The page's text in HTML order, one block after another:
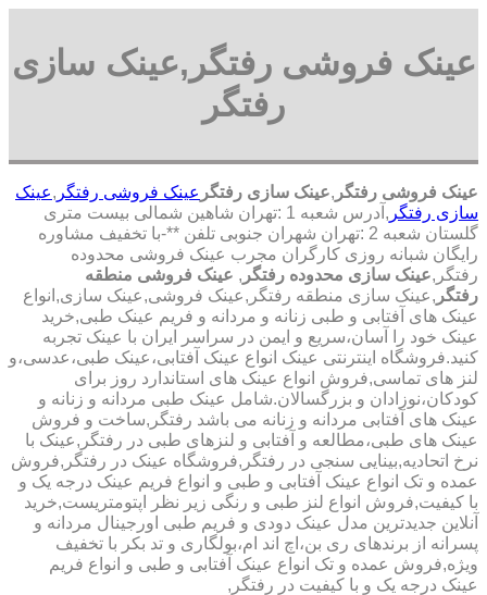
عینک فروشی رفتگر,عینک سازی
رفتگر
عینک فروشی رفتگر ,عینک سازی رفتگر عینک فروشی رفتگر ,عینک
سازی رفتگر
,آدرس شعبه 1 :تهران شاهین شمالی بیست متری
گلستان شعبه 2 :تهران شهران جنوبی تلفن **-با تخفیف مشاوره
رایگان شبانه روزی کارگران مجرب عینک فروشی محدوده
رفتگر,عینک سازی محدوده رفتگر , عینک فروشی منطقه
رفتگر ,عینک سازی منطقه رفتگر,عینک فروشی,عینک سازی,انواع
عینک های آفتابی و طبی زنانه و مردانه و فریم عینک طبی,خرید
عینک خود را آسان،سریع و ایمن در سراسر ایران با عینک تجربه
کنید.فروشگاه اینترنتی عینک انواع عینک آفتابی،عینک طبی،عدسی،و
لنز های تماسی,فروش انواع عینک های استاندارد روز برای
کودکان،نوزادان و بزرگسالان.شامل عینک طبی مردانه و زنانه و
عینک های آفتابی مردانه و زنانه می باشد رفتگر,ساخت و فروش
عینک های طبی،مطالعه و آفتابی و لنزهای طبی در رفتگر,عینک با
نرخ اتحادیه,بینایی سنجی در رفتگر,فروشگاه عینک در رفتگر,فروش
عمده و تک انواع عینک آفتابی و طبی و انواع فریم عینک درجه یک و
با کیفیت,فروش انواع لنز طبی و رنگی زیر نظر اپتومتریست,خرید
آنلاین جدیدترین مدل عینک دودی و فریم طبی اورجینال مردانه و
پسرانه از برندهای ری بن،اچ اند ام،بولگاری و تد بکر با تخفیف
ویژه,فروش عمده و تک انواع عینک آفتابی و طبی و انواع فریم
عینک درجه یک و با کیفیت در رفتگر,